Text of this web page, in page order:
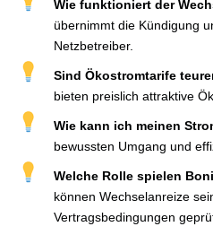
Wie funktioniert der
übernimmt die Kündigung
Netzbetreiber.
Sind Ökostromtarife
bieten preislich attraktive
Wie kann ich meinen
bewussten Umgang und
Welche Rolle spielen
können Wechselanreize
Vertragsbedingungen